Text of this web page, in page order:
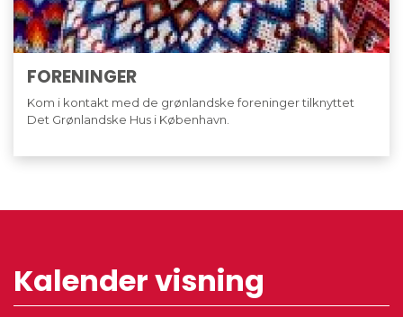
FORENINGER
Kom i kontakt med de grønlandske foreninger tilknyttet
Det Grønlandske Hus i København.
Kalender visning